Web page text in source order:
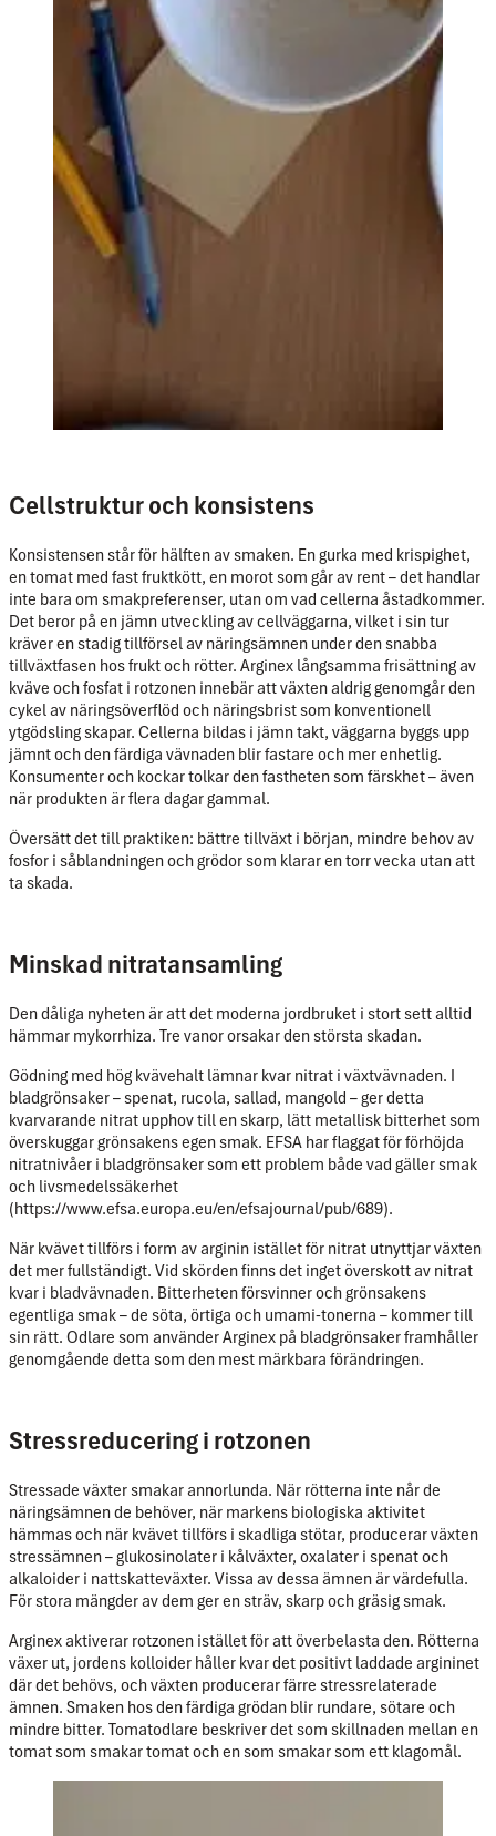
Cellstruktur och konsistens
Konsistensen står för hälften av smaken. En gurka med krispighet,
en tomat med fast fruktkött, en morot som går av rent – det handlar
inte bara om smakpreferenser, utan om vad cellerna åstadkommer.
Det beror på en jämn utveckling av cellväggarna, vilket i sin tur
kräver en stadig tillförsel av näringsämnen under den snabba
tillväxtfasen hos frukt och rötter. Arginex långsamma frisättning av
kväve och fosfat i rotzonen innebär att växten aldrig genomgår den
cykel av näringsöverflöd och näringsbrist som konventionell
ytgödsling skapar. Cellerna bildas i jämn takt, väggarna byggs upp
jämnt och den färdiga vävnaden blir fastare och mer enhetlig.
Konsumenter och kockar tolkar den fastheten som färskhet – även
när produkten är flera dagar gammal.
Översätt det till praktiken: bättre tillväxt i början, mindre behov av
fosfor i såblandningen och grödor som klarar en torr vecka utan att
ta skada.
Minskad nitratansamling
Den dåliga nyheten är att det moderna jordbruket i stort sett alltid
hämmar mykorrhiza. Tre vanor orsakar den största skadan.
Gödning med hög kvävehalt lämnar kvar nitrat i växtvävnaden. I
bladgrönsaker – spenat, rucola, sallad, mangold – ger detta
kvarvarande nitrat upphov till en skarp, lätt metallisk bitterhet som
överskuggar grönsakens egen smak. EFSA har flaggat för förhöjda
nitratnivåer i bladgrönsaker som ett problem både vad gäller smak
och livsmedelssäkerhet
(https://www.efsa.europa.eu/en/efsajournal/pub/689).
När kvävet tillförs i form av arginin istället för nitrat utnyttjar växten
det mer fullständigt. Vid skörden finns det inget överskott av nitrat
kvar i bladvävnaden. Bitterheten försvinner och grönsakens
egentliga smak – de söta, örtiga och umami-tonerna – kommer till
sin rätt. Odlare som använder Arginex på bladgrönsaker framhåller
genomgående detta som den mest märkbara förändringen.
Stressreducering i rotzonen
Stressade växter smakar annorlunda. När rötterna inte når de
näringsämnen de behöver, när markens biologiska aktivitet
hämmas och när kvävet tillförs i skadliga stötar, producerar växten
stressämnen – glukosinolater i kålväxter, oxalater i spenat och
alkaloider i nattskatteväxter. Vissa av dessa ämnen är värdefulla.
För stora mängder av dem ger en sträv, skarp och gräsig smak.
Arginex aktiverar rotzonen istället för att överbelasta den. Rötterna
växer ut, jordens kolloider håller kvar det positivt laddade argininet
där det behövs, och växten producerar färre stressrelaterade
ämnen. Smaken hos den färdiga grödan blir rundare, sötare och
mindre bitter. Tomatodlare beskriver det som skillnaden mellan en
tomat som smakar tomat och en som smakar som ett klagomål.